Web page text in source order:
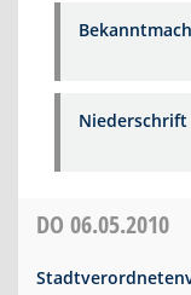
Niederschrift
DO 06.05.2010